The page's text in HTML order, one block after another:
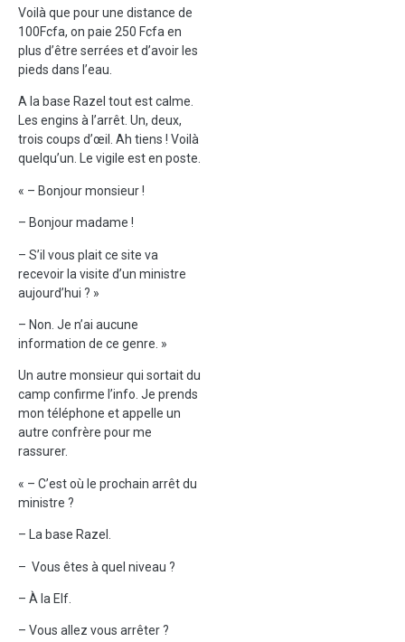
Voilà que pour une distance de
100Fcfa, on paie 250 Fcfa en
plus d’être serrées et d’avoir les
pieds dans l’eau.
A la base Razel tout est calme.
Les engins à l’arrêt. Un, deux,
trois coups d’œil. Ah tiens ! Voilà
quelqu’un. Le vigile est en poste.
« – Bonjour monsieur !
– Bonjour madame !
– S’il vous plait ce site va
recevoir la visite d’un ministre
aujourd’hui ? »
– Non. Je n’ai aucune
information de ce genre. »
Un autre monsieur qui sortait du
camp confirme l’info. Je prends
mon téléphone et appelle un
autre confrère pour me
rassurer.
« – C’est où le prochain arrêt du
ministre ?
– La base Razel.
– Vous êtes à quel niveau ?
– À la Elf.
– Vous allez vous arrêter ?